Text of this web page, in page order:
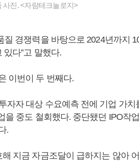
진. <자람테크놀로지>
질 경쟁력을 바탕으로 2024년까지
다”고 말했다.
이번이 두 번째다.
자자 대상 수요예측 전에 기업 가치
을 중도 철회했다. 중단됐던 IPO작
.
지금 자금조달이 급하지는 않아